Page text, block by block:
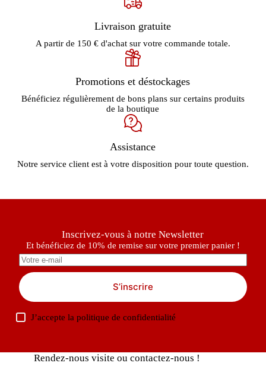
Livraison gratuite
A partir de 150 € d'achat sur votre commande totale.
Promotions et déstockages
Bénéficiez régulièrement de bons plans sur certains produits
de la boutique
Assistance
Notre service client est à votre disposition pour toute question.
Inscrivez-vous à notre Newsletter
Et bénéficiez de 10% de remise sur votre premier panier !
S’inscrire
J’accepte lapolitique de confidentialité
Rendez-nous visite ou contactez-nous !